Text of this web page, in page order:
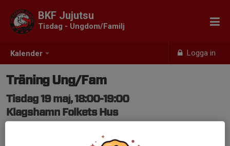
Kalender Logga in
BKF Jujutsu
Tisdag - Ungdom/Familj
Träning Ung/Fam
Tisdag 19 maj, 18:00-19:00
Klagshamn Folkets Hus